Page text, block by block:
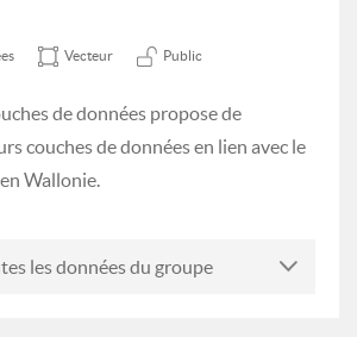
Vecteur Public
de données propose de
couches de données en lien avec le
Wallonie.
les données du groupe